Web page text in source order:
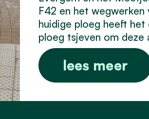
F42 en het wegwerken
huidige ploeg heeft
ploeg tsjeven om deze
lees meer